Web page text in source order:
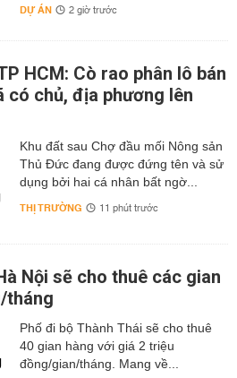
DỰ ÁN 2 giờ trước
HCM: Cò rao phân lô bán
có chủ, địa phương lên
Khu đất sau Chợ đầu mối Nông sản
Thủ Đức đang được đứng tên và sử
dụng bởi hai cá nhân bất ngờ...
THỊ TRƯỜNG 11 phút trước
Nội sẽ cho thuê các gian
tháng
Phố đi bộ Thành Thái sẽ cho thuê
40 gian hàng với giá 2 triệu
đồng/gian/tháng. Mang về...